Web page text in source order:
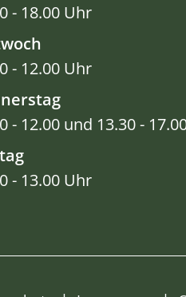
- 18.00 Uhr
- 12.00 Uhr
- 12.00 und 13.30 -
- 13.00 Uhr